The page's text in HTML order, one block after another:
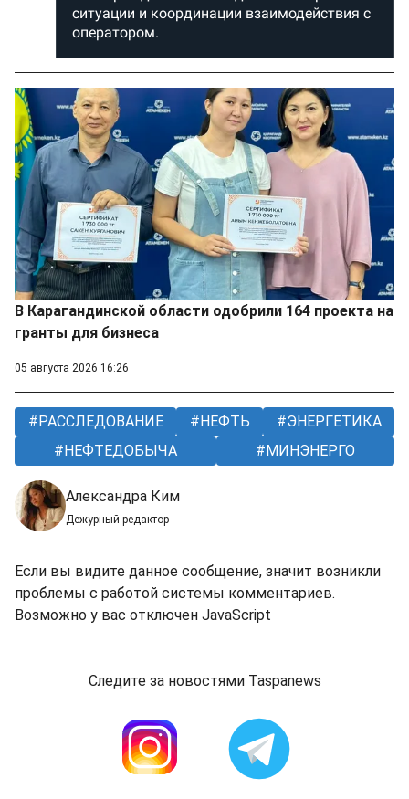
В Карагандинской области одобрили 164 проекта на
гранты для бизнеса
05 августа 2026 16:26
РАССЛЕДОВАНИЕ НЕФТЬ
ЭНЕРГЕТИКА
НЕФТЕДОБЫЧА
МИНЭНЕРГО
Александра Ким
Дежурный редактор
Если вы видите данное сообщение, значит возникли
проблемы с работой системы комментариев.
Возможно у вас отключен JavaScript
Следите за новостями Taspanews